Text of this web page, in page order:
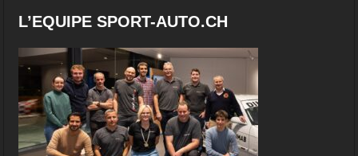
L’EQUIPE SPORT-AUTO.CH